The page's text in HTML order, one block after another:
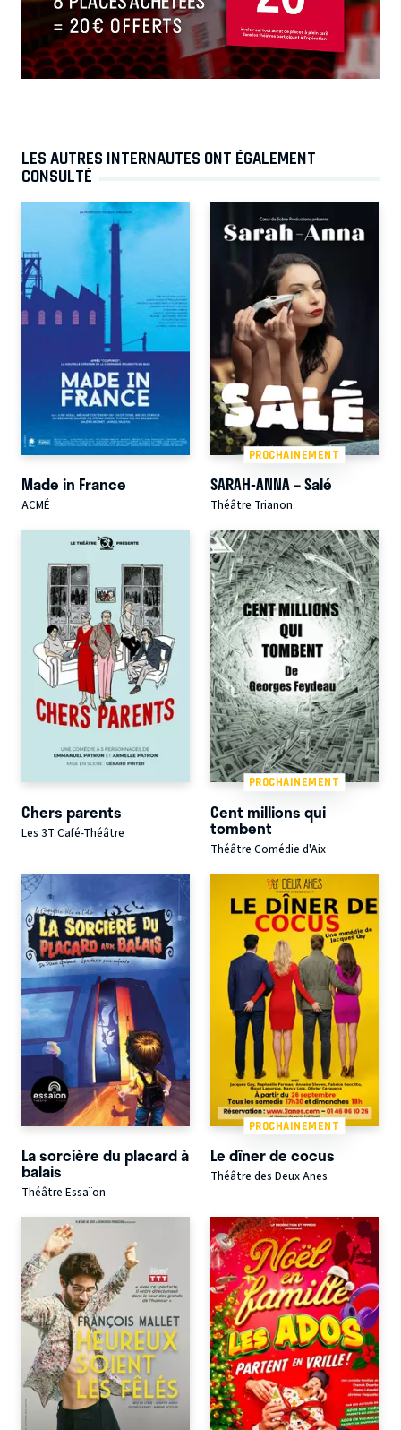
LES AUTRES INTERNAUTES ONT ÉGALEMENT
CONSULTÉ
Made in France
ACMÉ
PROCHAINEMENT
SARAH-ANNA – Salé
Théâtre Trianon
Chers parents
Les 3T Café-Théâtre
PROCHAINEMENT
Cent millions qui
tombent
Théâtre Comédie d'Aix
La sorcière du placard à
balais
Théâtre Essaïon
PROCHAINEMENT
Le dîner de cocus
Théâtre des Deux Anes